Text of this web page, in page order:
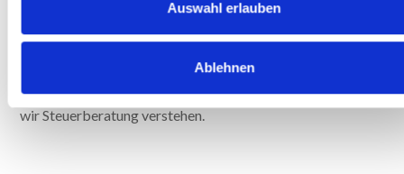
Auswahl erlauben
Ablehnen
Wir legen großen Wert auf einen strukturierten Start,
damit wir Ihre Situation verstehen und von Beginn an
effizient zusammenarbeiten können. Der Ablauf ist
transparent, unkompliziert und persönlich – genau so, wie
wir Steuerberatung verstehen.